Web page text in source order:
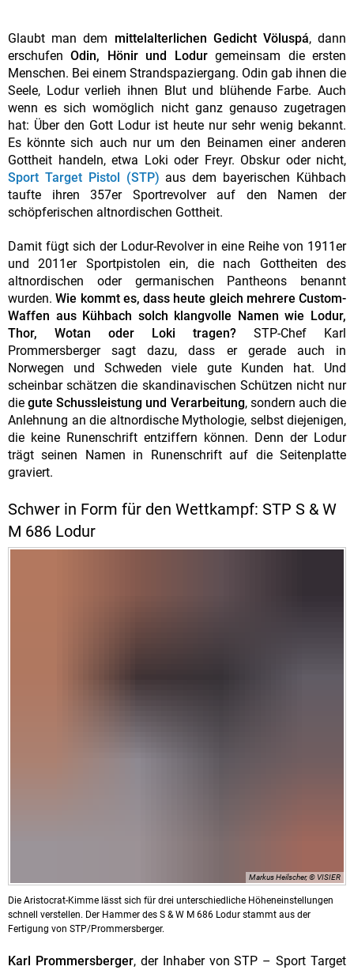
Glaubt man dem mittelalterlichen Gedicht Völuspá, dann
erschufenOdin, Hönir und Lodurgemeinsam die ersten
Menschen. Bei einem Strandspaziergang. Odin gab ihnen die
Seele, Lodur verlieh ihnen Blut und blühende Farbe. Auch
wenn es sich womöglich nicht ganz genauso zugetragen
hat: Über den Gott Lodur ist heute nur sehr wenig bekannt.
Es könnte sich auch nur um den Beinamen einer anderen
Gottheit handeln, etwa Loki oder Freyr. Obskur oder nicht,
Sport Target Pistol (STP) aus dem bayerischen Kühbach
taufte ihren 357er Sportrevolver auf den Namen der
schöpferischen altnordischen Gottheit.
Damit fügt sich der Lodur-Revolver in eine Reihe von 1911er
und 2011er Sportpistolen ein, die nach Gottheiten des
altnordischen oder germanischen Pantheons benannt
wurden.Wie kommt es, dass heute gleich mehrere Custom-
Waffen aus Kühbach solch klangvolle Namen wie Lodur,
Thor, Wotan oder Loki tragen? STP-Chef Karl
Prommersberger sagt dazu, dass er gerade auch in
Norwegen und Schweden viele gute Kunden hat. Und
scheinbar schätzen die skandinavischen Schützen nicht nur
diegute Schussleistung und Verarbeitung, sondern auch die
Anlehnung an die altnordische Mythologie, selbst diejenigen,
die keine Runenschrift entziffern können. Denn der Lodur
trägt seinen Namen in Runenschrift auf die Seitenplatte
graviert.
Schwer in Form für den Wettkampf: STP S & W
M 686 Lodur
Markus Heilscher, © VISIER
Die Aristocrat-Kimme lässt sich für drei unterschiedliche Höheneinstellungen
schnell verstellen. Der Hammer des S & W M 686 Lodur stammt aus der
Fertigung von STP/Prommersberger.
Karl Prommersberger, der Inhaber von STP – Sport Target